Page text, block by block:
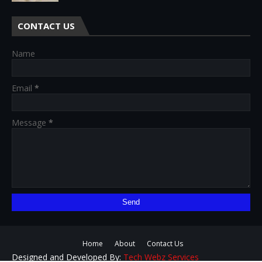
CONTACT US
Name
Email *
Message *
Home About Contact Us
Designed and Developed By: Tech Webz Services